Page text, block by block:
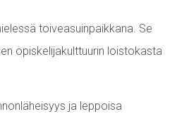
toiveasuinpaikkana. Se
opiskelijakulttuurin loistokasta
ja leppoisa